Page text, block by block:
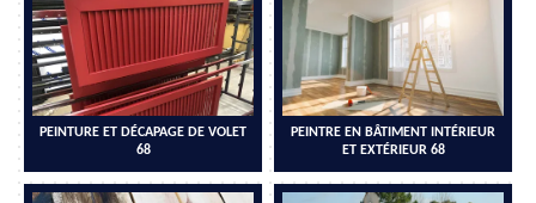
PEINTURE ET DÉCAPAGE DE VOLET
68
PEINTRE EN BÂTIMENT INTÉRIEUR
ET EXTÉRIEUR 68